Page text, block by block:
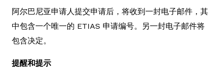
阿尔巴尼亚申请人提交申请后，将收到一封电子邮件，其
中包含一个唯一的 ETIAS 申请编号。另一封电子邮件将
包含决定。
提醒和提示